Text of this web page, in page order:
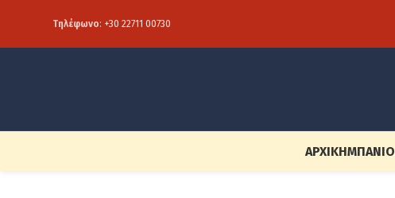
Τηλέφωνο: +30 22711 00730
ΑΡΧΙΚΉΜΠΆΝΙΟ